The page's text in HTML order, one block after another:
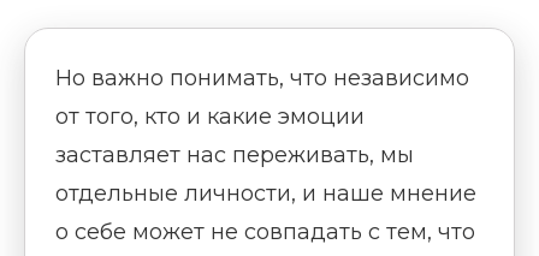
Но важно понимать, что независимо
от того, кто и какие эмоции
заставляет нас переживать, мы
отдельные личности, и наше мнение
о себе может не совпадать с тем, что